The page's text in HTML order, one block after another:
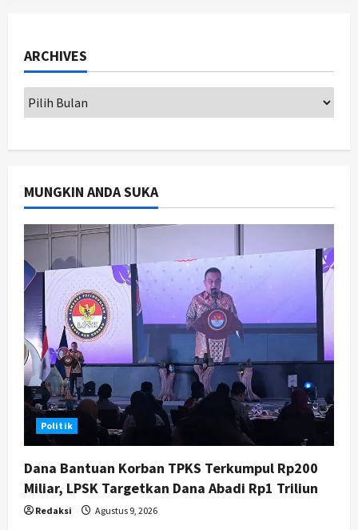
2
4
Politik
Hari Jadi Pati ke-703 Jadi
Momentum Kemajuan, Ini Pesan Ali
Badrudin
Agustus 8, 2026
5
Jogja
Peringatan HUT ke-270 Kota
Yogyakarta Digelar 2 Bulan, Fokus
pada UMKM dan Wisata
Agustus 7, 2026
ARCHIVES
MUNGKIN ANDA SUKA
Politik
Dana Bantuan Korban TPKS Terkumpul Rp200
Miliar, LPSK Targetkan Dana Abadi Rp1 Triliun
Redaksi Agustus 9, 2026